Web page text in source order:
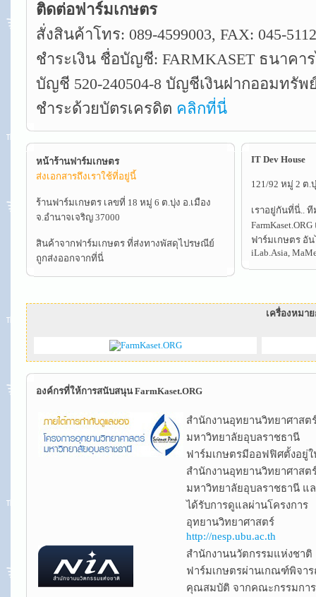
ติดต่อฟาร์มเกษตร
สั่งสินค้าโทร: 089-4599003, FAX: 045-
ชำระเงิน ชื่อบัญชี: FARMKASET ธนาค
บัญชี 520-240504-8 บัญชีเงินฝากออมทรัพ
ชำระด้วยบัตรเครดิต คลิกที่นี่
หน้าร้านฟาร์มเกษตร
ส่งเอกสารถึงเราใช้ที่อยู่นี้
ร้านฟาร์มเกษตร เลขที่ 18 หมู่ 6 ต.บุ่ง อ.เมือง
จ.อำนาจเจริญ 37000
สินค้าจากฟาร์มเกษตร ที่ส่งทางพัสดุไปรษณีย์
ถูกส่งออกจากที่นี่
IT Dev House
121/92 หมู่ 2 ต.
เราอยู่กันที่นี่..
ฟาร์มเกษตร อัน
iLab.Asia,
เครื่องหมา
องค์กรที่ให้การสนับสนุน FarmKaset.ORG
สำนักงานอุทยานวิทยาศาสต
มหาวิทยาลัยอุบลราชธานี
ฟาร์มเกษตรมีออฟฟิศตั้งอยู่ใ
สำนักงานอุทยานวิทยาศาสต
มหาวิทยาลัยอุบลราชธานี แ
ได้รับการดูแลผ่านโครงการ
อุทยานวิทยาศาสตร์
http://nesp.ubu.ac.th
สำนักงานนวัตกรรมแห่งชาติ
ฟาร์มเกษตรผ่านเกณฑ์พิจา
คุณสมบัติ จากคณะกรรมการ